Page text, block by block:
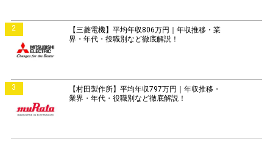
2
【三菱電機】平均年収806万円｜年収推移・業
界・年代・役職別など徹底解説！
3
【村田製作所】平均年収797万円｜年収推移・
業界・年代・役職別など徹底解説！